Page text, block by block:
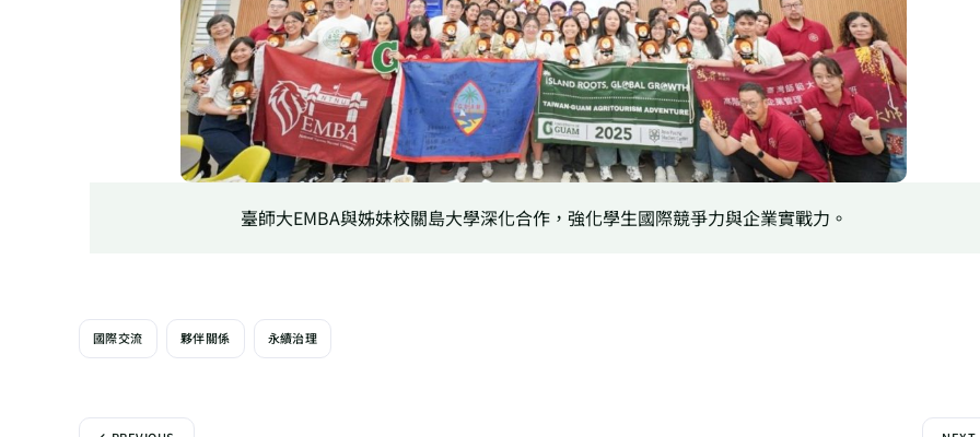
臺師大EMBA與姊妹校關島大學深化合作，強化學生國際競爭力與企業實戰力。
國際交流 夥伴關係 永續治理